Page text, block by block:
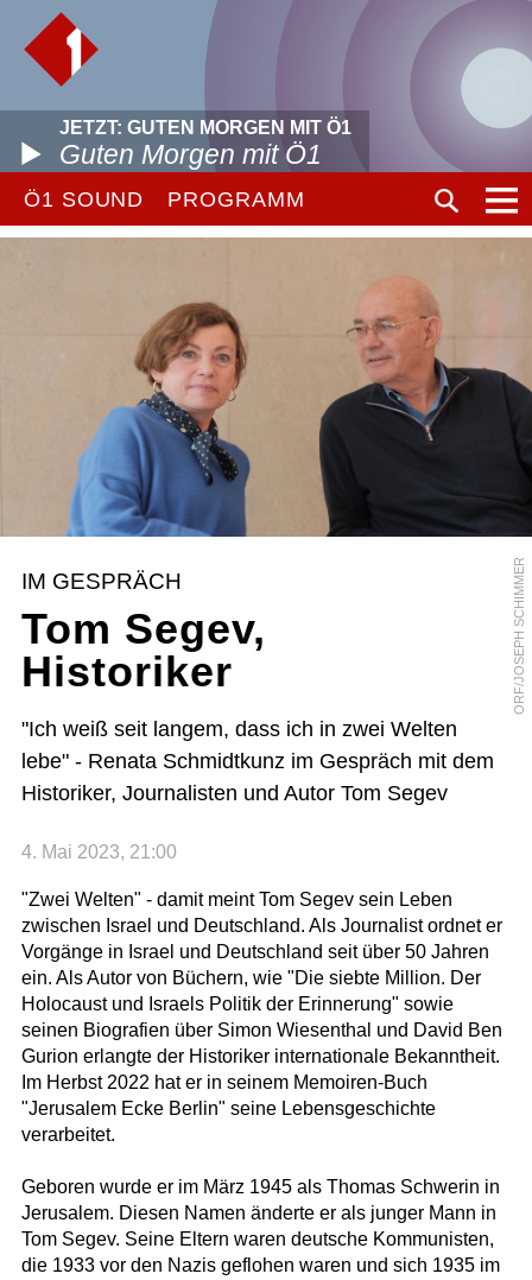
JETZT: GUTEN MORGEN MIT Ö1
Guten Morgen mit Ö1
Ö1 SOUND PROGRAMM
ORF/JOSEPH SCHIMMER
IM GESPRÄCH
Tom Segev,
Historiker
"Ich weiß seit langem, dass ich in zwei Welten
lebe" - Renata Schmidtkunz im Gespräch mit dem
Historiker, Journalisten und Autor Tom Segev
4. Mai 2023, 21:00
"Zwei Welten" - damit meint Tom Segev sein Leben
zwischen Israel und Deutschland. Als Journalist ordnet er
Vorgänge in Israel und Deutschland seit über 50 Jahren
ein. Als Autor von Büchern, wie "Die siebte Million. Der
Holocaust und Israels Politik der Erinnerung" sowie
seinen Biografien über Simon Wiesenthal und David Ben
Gurion erlangte der Historiker internationale Bekanntheit.
Im Herbst 2022 hat er in seinem Memoiren-Buch
"Jerusalem Ecke Berlin" seine Lebensgeschichte
verarbeitet.
Geboren wurde er im März 1945 als Thomas Schwerin in
Jerusalem. Diesen Namen änderte er als junger Mann in
Tom Segev. Seine Eltern waren deutsche Kommunisten,
die 1933 vor den Nazis geflohen waren und sich 1935 im